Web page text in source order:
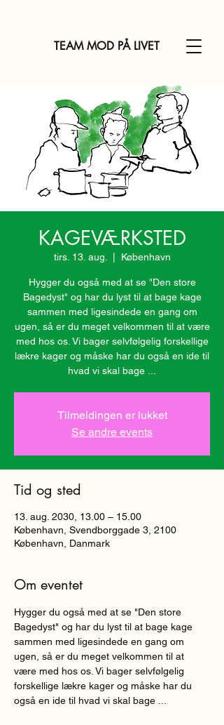
TEAM MOD PÅ LIVET
KAGEVÆRKSTED
tirs. 13. aug. København
Hygger du også med at se "Den store
Bagedyst" og har du lyst til at bage kage
sammen med ligesindede en gang om
ugen, så er du meget velkommen til at være
med hos os. Vi bager selvfølgelig forskellige
lækre kager og måske har du også en ide til
hvad vi skal bage ...
Tilmeldingen er lukket
Se andre events
Tid og sted
13. aug. 2030, 13.00 – 15.00
København, Svendborggade 3, 2100
København, Danmark
Om eventet
Hygger du også med at se "Den store
Bagedyst" og har du lyst til at bage kage
sammen med ligesindede en gang om
ugen, så er du meget velkommen til at
være med hos os. Vi bager selvfølgelig
forskellige lækre kager og måske har du
også en ide til hvad vi skal bage ...